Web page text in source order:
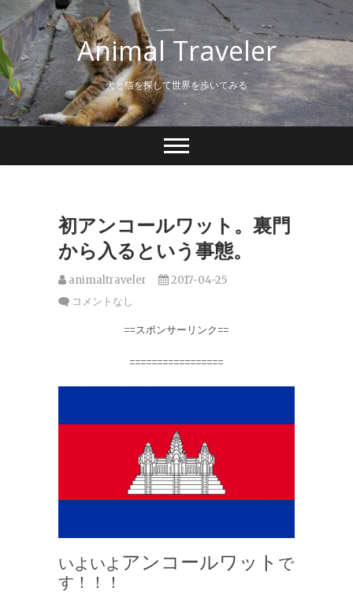
S
k
i
p
t
o
c
o
Animal Traveler
犬と猫を探して世界を歩いてみる
初アンコールワット。裏門
から入るという事態。
animaltraveler
2017-04-25
コメントなし
==スポンサーリンク==
=================
いよいよ アンコールワット で
す！！！